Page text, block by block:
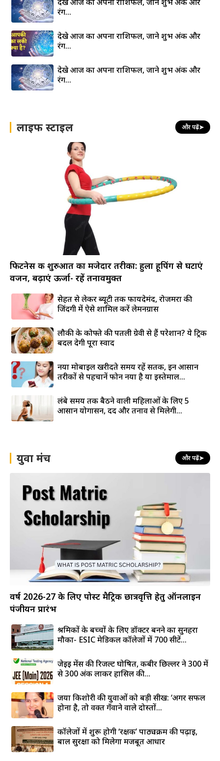
रंग…
देखे आज का अपना राशिफल, जाने शुभ अंक और
रंग…
देखे आज का अपना राशिफल, जाने शुभ अंक और
रंग…
लाइफ स्टाइल और पढ़ें➤
फिटनेस की शुरुआत का मजेदार तरीका: हुला हूपिंग से घटाएं
वजन, बढ़ाएं ऊर्जा- रहें तनावमुक्त
सेहत से लेकर ब्यूटी तक फायदेमंद, रोजमर्रा की
जिंदगी में ऐसे शामिल करें लेमनग्रास
लौकी के कोफ्ते की पतली ग्रेवी से हैं परेशान? ये ट्रिक
बदल देगी पूरा स्वाद
नया मोबाइल खरीदते समय रहें सतर्क, इन आसान
तरीकों से पहचानें फोन नया है या इस्तेमाल...
लंबे समय तक बैठने वाली महिलाओं के लिए 5
आसान योगासन, दर्द और तनाव से मिलेगी...
युवा मंच और पढ़ें➤
वर्ष 2026-27 के लिए पोस्ट मैट्रिक छात्रवृत्ति हेतु ऑनलाइन
पंजीयन प्रारंभ
श्रमिकों के बच्चों के लिए डॉक्टर बनने का सुनहरा
मौका- ESIC मेडिकल कॉलेजों में 700 सीटें...
जेईई मेंस की रिजल्ट घोषित, कबीर छिल्लर ने 300 में
से 300 अंक लाकर हासिल की...
जया किशोरी की युवाओं को बड़ी सीख: ‘अगर सफल
होना है, तो वक्त गँवाने वाले दोस्तों...
कॉलेजों में शुरू होगी ‘रक्षक’ पाठ्यक्रम की पढ़ाई,
बाल सुरक्षा को मिलेगा मजबूत आधार